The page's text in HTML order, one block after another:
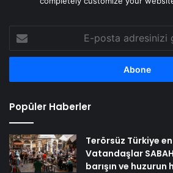
posta
adresinizi
Popüler Haberler
Terörsüz Türkiye
Vatandaşlar
barışın ve